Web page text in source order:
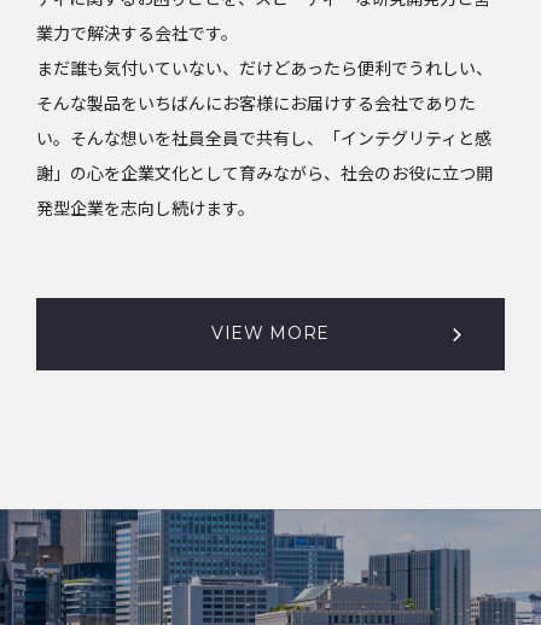
業力で解決する会社です。
まだ誰も気付いていない、だけどあったら便利でうれしい、
そんな製品をいちばんにお客様にお届けする会社でありた
い。そんな想いを社員全員で共有し、「インテグリティと感
謝」の心を企業文化として育みながら、社会のお役に立つ開
発型企業を志向し続けます。
VIEW MORE